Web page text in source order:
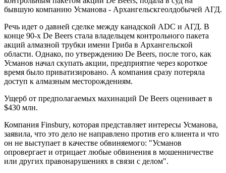
бывшую компанию Усманова - Архангельскгеолдобычей АГД.
Речь идет о давней сделке между канадской ADC и АГД. В
конце 90-х De Beers стала владельцем контрольного пакета
акций алмазной трубки имени Гриба в Архангельской
области. Однако, по утверждению De Beers, после того, как
Усманов начал скупать акции, предприятие через короткое
время было приватизировано. А компания сразу потеряла
доступ к алмазным месторождениям.
Ущерб от предполагаемых махинаций De Beers оценивает в
$430 млн.
Компания Finsbury, которая представляет интересы Усманова,
заявила, что это дело не направлено против его клиента и что
он не выступает в качестве обвиняемого: "Усманов
опровергает и отрицает любые обвинения в мошенничестве
или других правонарушениях в связи с делом".